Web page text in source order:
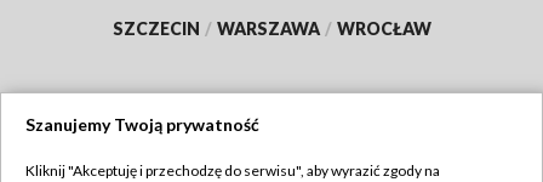
SZCZECIN / WARSZAWA / WROCŁAW
Szanujemy Twoją prywatność
Kliknij "Akceptuję i przechodzę do serwisu", aby wyrazić zgody na